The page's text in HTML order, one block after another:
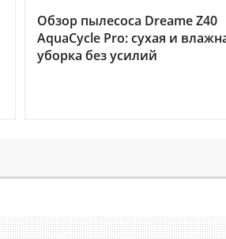
Обзор пылесоса Dreame Z40
AquaCycle Pro: сухая и
уборка без усилий